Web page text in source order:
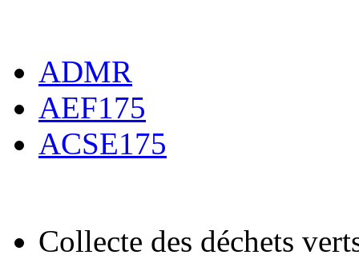
ADMR
AEF175
ACSE175
Collecte des déchets